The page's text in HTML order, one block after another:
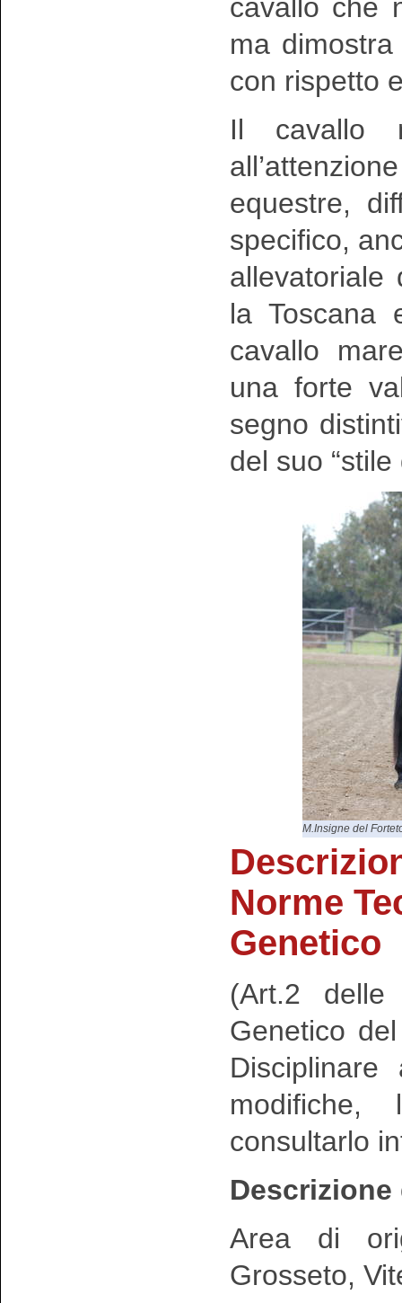
cavallo che
ma
con rispetto
Il cavallo
equestre,
specifico,
allevatoriale
la Toscana
cavallo
una forte
segno
del suo
M.Insigne del
Norme
Genetico
(Art.2 delle
Genetico
consultarlo
Descrizione
Area di
Grosseto,